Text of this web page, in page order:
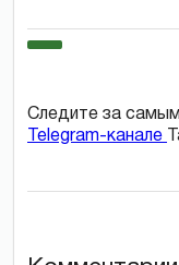
Следите за
Telegram-канале